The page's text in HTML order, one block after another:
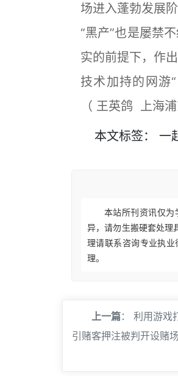
场进入蓬勃发展
“黑产”也是屡禁
实的前提下，作
技术加持的网游
（ 王英鸽 上海浦
本文标签： 一
本站所刊资讯仅为
异，请勿生搬硬套处理
理请联系咨询专业执
理。
上一篇： 利用游戏
引赌客押注被判开设赌